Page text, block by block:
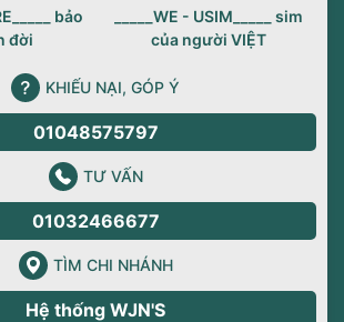
bảo
đời
_____WE - USIM_____ sim
của người VIỆT
KHIẾU NẠI, GÓP Ý
01048575797
TƯ VẤN
01032466677
TÌM CHI NHÁNH
Hệ thống WJN'S